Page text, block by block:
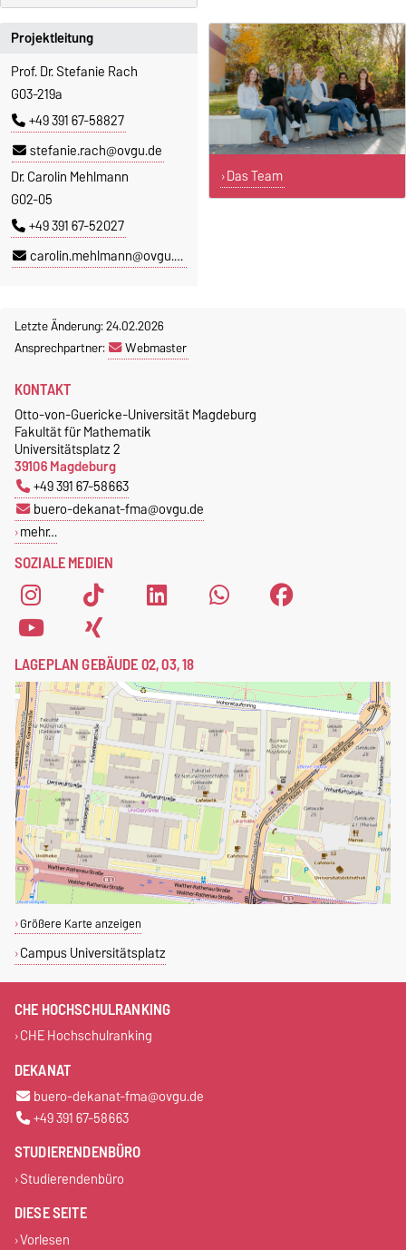
Projektleitung
Prof. Dr. Stefanie Rach
G03-219a
+49 391 67-58827
stefanie.rach@ovgu.de
Dr. Carolin Mehlmann
G02-05
+49 391 67-52027
carolin.mehlmann@ovgu.de
Das Team
Letzte Änderung: 24.02.2026
Ansprechpartner:
Webmaster
SOZIALE MEDIEN
KONTAKT
Otto-von-Guericke-Universität Magdeburg
Fakultät für Mathematik
Universitätsplatz 2
39106 Magdeburg
+49 391 67-58663
buero-dekanat-fma@ovgu.de
mehr…
LAGEPLAN GEBÄUDE 02, 03, 18
Größere Karte anzeigen
Campus Universitätsplatz
CHE HOCHSCHULRANKING
CHE Hochschulranking
DEKANAT
buero-dekanat-fma@ovgu.de
+49 391 67-58663
STUDIERENDENBÜRO
Studierendenbüro
DIESE SEITE
Vorlesen